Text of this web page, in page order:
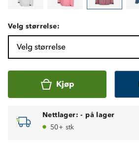
Velg størrelse:
Velg størrelse
Kjøp
Nettlager: - på lager
50+ stk